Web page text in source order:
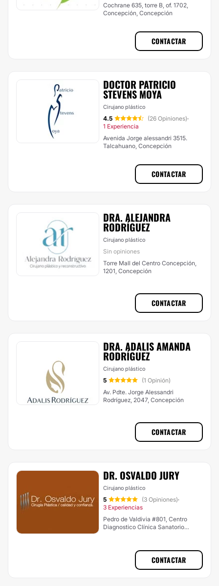
Cochrane 635, torre B, of. 1702,
Concepción, Concepción
CONTACTAR
DOCTOR PATRICIO
STEVENS MOYA
Cirujano plástico
4.5 (26 Opiniones)·
1 Experiencia
Avenida Jorge alessandri 3515.
Talcahuano, Concepción
CONTACTAR
DRA. ALEJANDRA
RODRÍGUEZ
Cirujano plástico
Sin opiniones
Torre Mall del Centro Concepción,
1201, Concepción
CONTACTAR
DRA. ADALIS AMANDA
RODRÍGUEZ
Cirujano plástico
5
(1 Opinión)
Av. Pdte. Jorge Alessandri
Rodríguez, 2047, Concepción
CONTACTAR
DR. OSVALDO JURY
Cirujano plástico
5 (3 Opiniones)·
3 Experiencias
Pedro de Valdivia #801, Centro
Diagnostico Clínica Sanatorio
CONTACTAR